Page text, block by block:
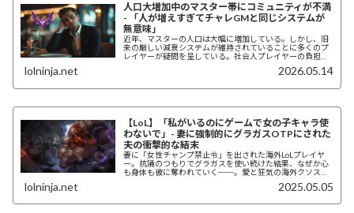
人口大増加中のマスター帯にコミュニティが不満
- 「人が増えすぎてチャレGMと同じシステムが
無意味」
近年、マスターの人口は大幅に増加している。しかし、旧
来の厳しい減衰システムが維持されていることに多くのプ
レイヤーが疑問を呈している。社会人プレイヤーの負担
lolninja.net 2026.05.14
【LoL】「私がいるのにゲームで女の子キャラ使
わないで」- 妻に強制的にグラガスOTPにされた
夫の衝撃的な結末
妻に「女性チャンプ禁止令」を出された海外LoLプレイヤ
ー。抗議のつもりでグラガスを使い続けた結果、なぜか心
も身体も彼に奪われていく──。愛と狂気の海外クソス
lolninja.net 2025.05.05